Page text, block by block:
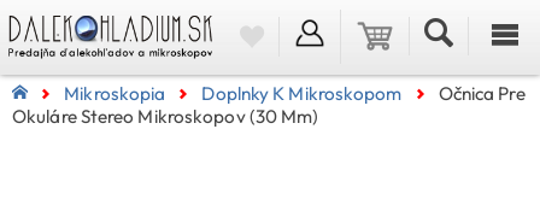
Mikroskopia Doplnky K Mikroskopom
Očnica Pre
Okuláre Stereo Mikroskopov (30 Mm)